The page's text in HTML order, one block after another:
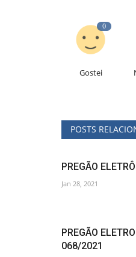
0
Gostei
POSTS
PREGÃO
Jan 28, 2021
PREGÃO
068/2021